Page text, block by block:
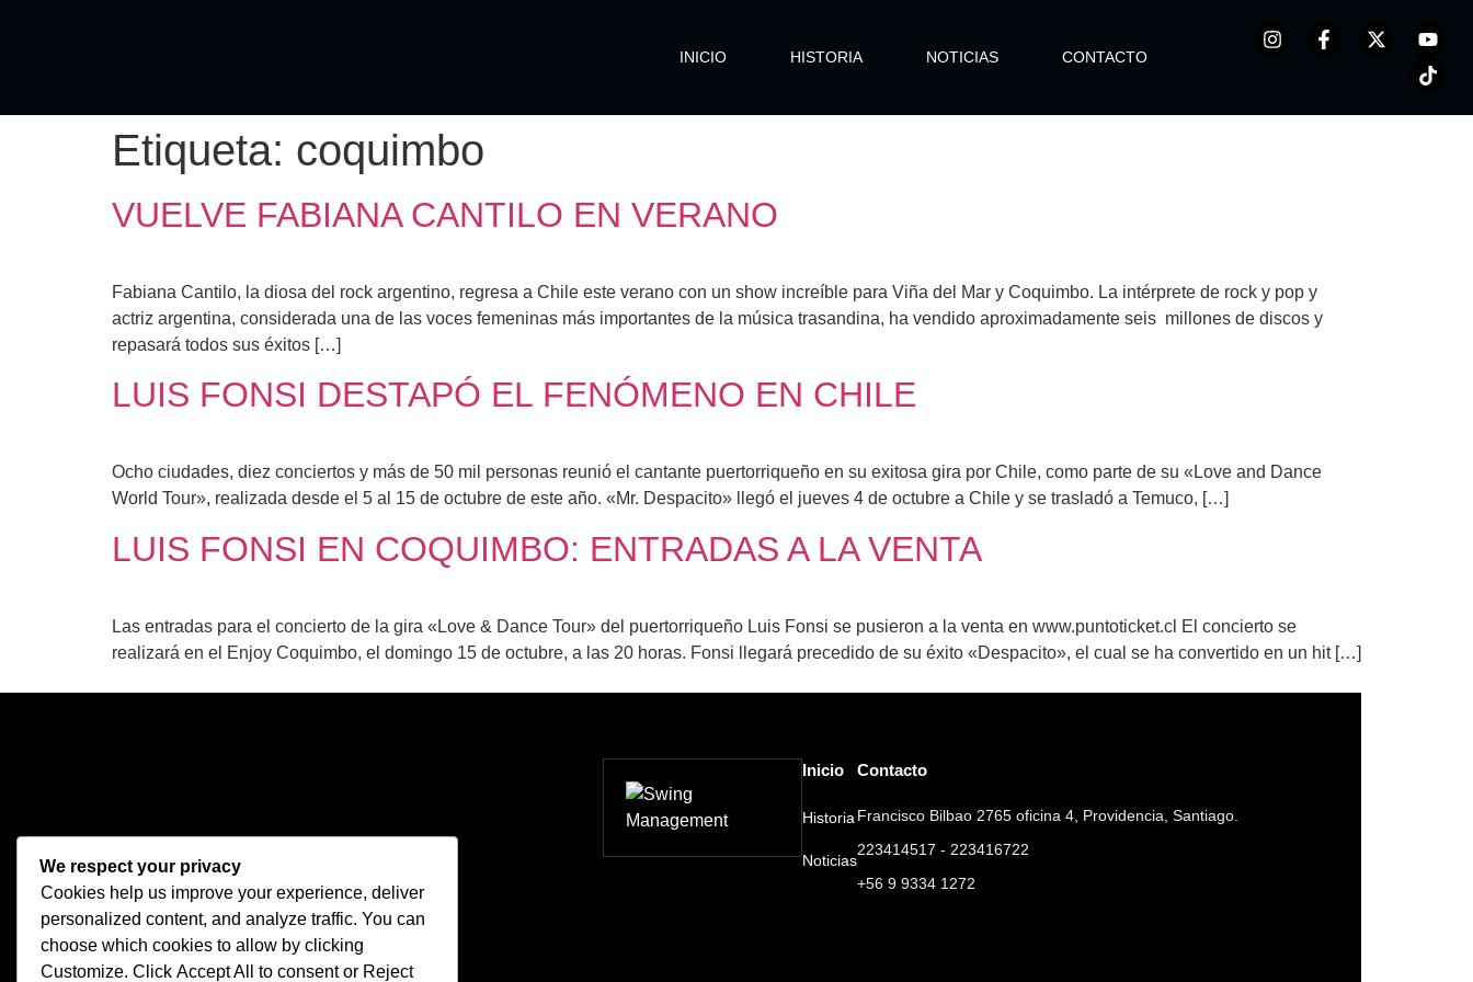
INICIO HISTORIA NOTICIAS CONTACTO
Etiqueta: coquimbo
VUELVE FABIANA CANTILO EN VERANO
Fabiana Cantilo, la diosa del rock argentino, regresa a Chile este verano con un show increíble para Viña del Mar y Coquimbo. La intérprete de rock y pop y
actriz argentina, considerada una de las voces femeninas más importantes de la música trasandina, ha vendido aproximadamente seis millones de discos y
repasará todos sus éxitos […]
LUIS FONSI DESTAPÓ EL FENÓMENO EN CHILE
Ocho ciudades, diez conciertos y más de 50 mil personas reunió el cantante puertorriqueño en su exitosa gira por Chile, como parte de su «Love and Dance
World Tour», realizada desde el 5 al 15 de octubre de este año. «Mr. Despacito» llegó el jueves 4 de octubre a Chile y se trasladó a Temuco, […]
LUIS FONSI EN COQUIMBO: ENTRADAS A LA VENTA
Las entradas para el concierto de la gira «Love & Dance Tour» del puertorriqueño Luis Fonsi se pusieron a la venta en www.puntoticket.cl El concierto se
realizará en el Enjoy Coquimbo, el domingo 15 de octubre, a las 20 horas. Fonsi llegará precedido de su éxito «Despacito», el cual se ha convertido en un hit […]
Inicio
Historia
Noticias
Contacto
Francisco Bilbao 2765 oficina 4, Providencia, Santiago.
223414517 - 223416722
+56 9 9334 1272
We respect your privacy
Cookies help us improve your experience, deliver
personalized content, and analyze traffic. You can
choose which cookies to allow by clicking
Customize. Click Accept All to consent or Reject